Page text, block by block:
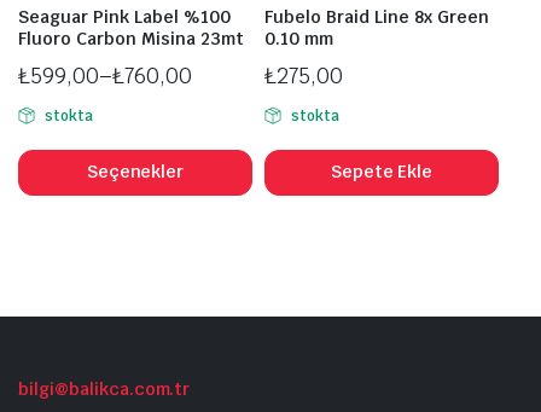
Seaguar Pink Label %100
Fluoro Carbon Misina 23mt
₺599,00–₺760,00
Fiyat
aralığı:
₺599,00
-
stokta
Seçenekler
ürünün
birden
Seçenekler
Fubelo Braid Line 8x Green
0.10 mm
₺275,00
stokta
Sepete Ekle
bilgi@balikca.com.tr